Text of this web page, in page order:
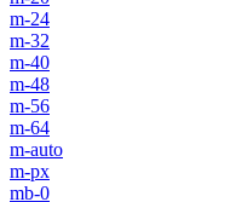
m-24
m-32
m-40
m-48
m-56
m-64
m-auto
m-px
mb-0